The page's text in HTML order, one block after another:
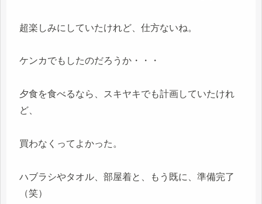
超楽しみにしていたけれど、仕方ないね。
ケンカでもしたのだろうか・・・
夕食を食べるなら、スキヤキでも計画していたけれ
ど、
買わなくってよかった。
ハブラシやタオル、部屋着と、もう既に、準備完了
（笑）